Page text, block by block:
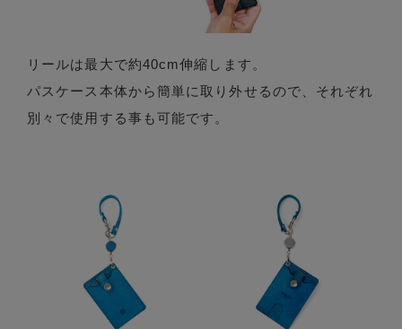
リールは最大で約40cm伸縮します。
パスケース本体から簡単に取り外せるので、それぞれ
別々で使用する事も可能です。